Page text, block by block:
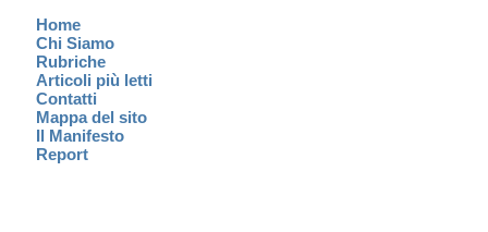
Home
Chi Siamo
Rubriche
Articoli più letti
Contatti
Mappa del sito
Il Manifesto
Report